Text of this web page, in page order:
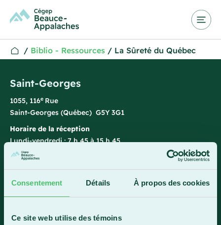
Consentement Détails À propos des cookies
Ce site web utilise des témoins
/ Biblio - Ressources / La Sûreté du Québec
Saint-Georges
1055, 116e Rue
Saint-Georges (Québec) G5Y 3G1
Horaire de la réception
Lundi-vendredi : 7 h 45 à 15 h 45
418 228-8896
Sainte-Marie